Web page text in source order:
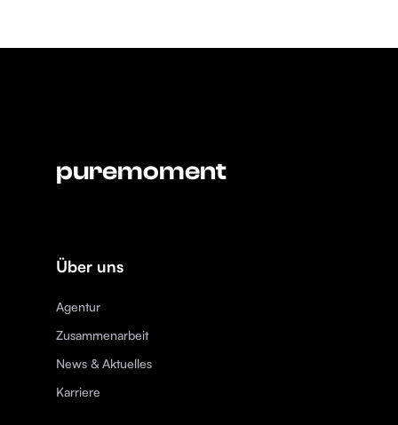
puremoment
Über uns
Agentur
Zusammenarbeit
News & Aktuelles
Karriere